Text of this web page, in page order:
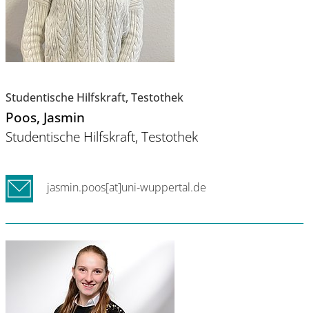
Studentische Hilfskraft, Testothek
Poos, Jasmin
Studentische Hilfskraft, Testothek
jasmin.poos[at]uni-wuppertal.de